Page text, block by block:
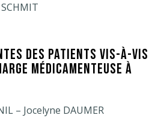
DES PATIENTS VIS-À-VIS
MÉDICAMENTEUSE À
– Jocelyne DAUMER